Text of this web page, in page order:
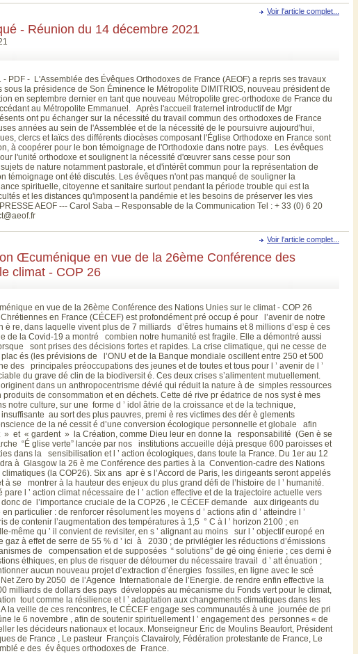
Voir l'article complet...
- Réunion du 14 décembre 2021
PDF - L'Assemblée des Évêques Orthodoxes de France (AEOF) a repris ses travaux
la présidence de Son Éminence le Métropolite DIMITRIOS, nouveau président de
en septembre dernier en tant que nouveau Métropolite grec-orthodoxe de France du
au Métropolite Emmanuel. Après l'accueil fraternel introductif de Mgr
ont pu échanger sur la nécessité du travail commun des orthodoxes de France
années au sein de l'Assemblée et de la nécessité de le poursuivre aujourd'hui,
clercs et laïcs des différents diocèses composant l'Église Orthodoxe en France sont
à coopérer pour le bon témoignage de l'Orthodoxie dans notre pays. Les évêques
l'unité orthodoxe et soulignent la nécessité d'œuvrer sans cesse pour son
de nature notamment pastorale, et d'intérêt commun pour la représentation de
témoignage ont été discutés. Les évêques n'ont pas manqué de souligner la
spirituelle, citoyenne et sanitaire surtout pendant la période trouble qui est la
et les distances qu'imposent la pandémie et les besoins de préserver les vies
AEOF --- Carol Saba – Responsable de la Communication Tel : + 33 (0) 6 20
Voir l'article complet...
Œcuménique en vue de la 26ème Conférence des
climat - COP 26
en vue de la 26ème Conférence des Nations Unies sur le climat - COP 26
en France (CÉCEF) est profondément pré occup é pour l’avenir de notre
è re, dans laquelle vivent plus de 7 milliards d’êtres humains et 8 millions d’esp è ces
de la Covid-19 a montré combien notre humanité est fragile. Elle a démontré aussi
sont prises des décisions fortes et rapides. La crise climatique, qui ne cesse de
és (les prévisions de l’ONU et de la Banque mondiale oscillent entre 250 et 500
des principales préoccupations des jeunes et de toutes et tous pour l ’ avenir de l ’
du grave dé clin de la biodiversit é. Ces deux crises s’alimentent mutuellement.
originent dans un anthropocentrisme dévié qui réduit la nature à de simples ressources
de consommation et en déchets. Cette dé rive pr édatrice de nos syst è mes
notre culture, sur une forme d ’ idol âtrie de la croissance et de la technique,
au sort des plus pauvres, premi è res victimes des dér è glements
de la né cessit é d’une conversion écologique personnelle et globale afin
» et « gardent » la Création, comme Dieu leur en donne la responsabilité (Gen è se
“É glise verte” lancée par nos institutions accueille déjà presque 600 paroisses et
dans la sensibilisation et l ’ action écologiques, dans toute la France. Du 1er au 12
à Glasgow la 26 è me Conférence des parties à la Convention-cadre des Nations
(la COP26). Six ans apr è s l’Accord de Paris, les dirigeants seront appelés
à se montrer à la hauteur des enjeux du plus grand défi de l’histoire de l ’ humanité.
l ’ action climat nécessaire de l ’ action effective et de la trajectoire actuelle vers
de l’importance cruciale de la COP26 , le CÉCEF demande aux dirigeants du
particulier : de renforcer résolument les moyens d ’ actions afin d ’ atteindre l ’
de contenir l’augmentation des températures à 1,5 ° C à l ’ horizon 2100 ; en
même qu ’ il convient de revisiter, en s ’ alignant au moins sur l ’ objectif europé en
gaz à effet de serre de 55 % d ’ ici à 2030 ; de privilégier les réductions d’émissions
de compensation et de supposées “ solutions” de gé oing énierie ; ces derni è
éthiques, en plus de risquer de détourner du nécessaire travail d ’ att énuation ;
aucun nouveau projet d’extraction d’énergies fossiles, en ligne avec le scé
Zero by 2050 de l’Agence Internationale de l’Energie. de rendre enfin effective la
milliards de dollars des pays développés au mécanisme du Fonds vert pour le climat,
tout comme la résilience et l ’ adaptation aux changements climatiques dans les
la veille de ces rencontres, le CÉCEF engage ses communautés à une journée de pri
le 6 novembre , afin de soutenir spirituellement l ’ engagement des personnes « de
les décideurs nationaux et locaux. Monseigneur Eric de Moulins Beaufort, Président
de France , Le pasteur François Clavairoly, Fédération protestante de France, Le
e des év êques orthodoxes de France.